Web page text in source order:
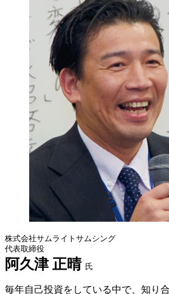
株式会社サムライトサムシング
代表取締役
阿久津 正晴 氏
毎年自己投資をしている中で、知り